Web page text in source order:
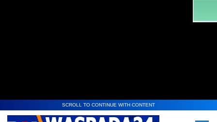
SCROLL TO CONTINUE WITH CONTENT